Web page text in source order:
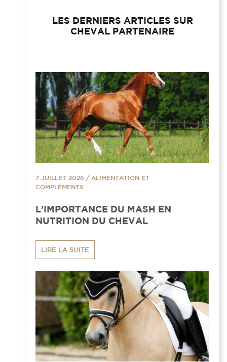
LES DERNIERS ARTICLES SUR
CHEVAL PARTENAIRE
7 JUILLET 2026 / ALIMENTATION ET
COMPLÉMENTS
L’IMPORTANCE DU MASH EN
NUTRITION DU CHEVAL
LIRE LA SUITE